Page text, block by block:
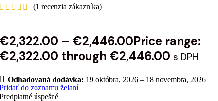
(1 recenzia zákazníka)
€2,322.00 – €2,446.00Price range:
€2,322.00 through €2,446.00 s DPH
Odhadovaná dodávka: 19 októbra, 2026 – 18 novembra, 2026
Pridať do zoznamu želaní
Predplatné úspešné